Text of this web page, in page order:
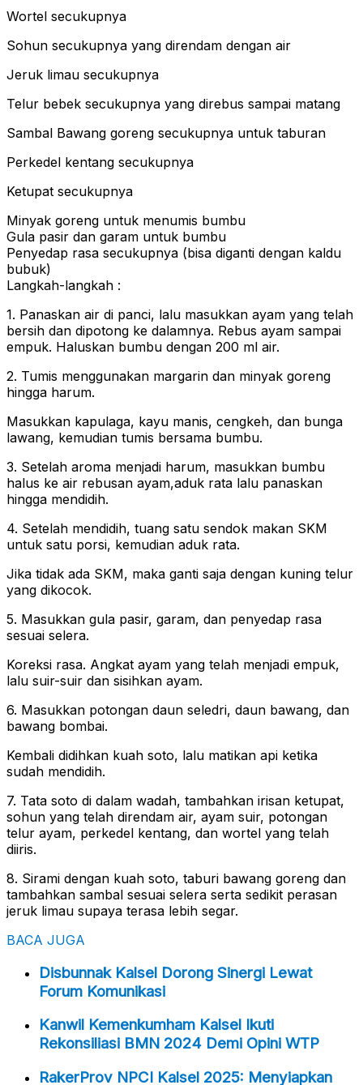
Wortel secukupnya
Sohun secukupnya yang direndam dengan air
Jeruk limau secukupnya
Telur bebek secukupnya yang direbus sampai matang
Sambal Bawang goreng secukupnya untuk taburan
Perkedel kentang secukupnya
Ketupat secukupnya
Minyak goreng untuk menumis bumbu
Gula pasir dan garam untuk bumbu
Penyedap rasa secukupnya (bisa diganti dengan kaldu
bubuk)
Langkah-langkah :
1. Panaskan air di panci, lalu masukkan ayam yang telah
bersih dan dipotong ke dalamnya. Rebus ayam sampai
empuk. Haluskan bumbu dengan 200 ml air.
2. Tumis menggunakan margarin dan minyak goreng
hingga harum.
Masukkan kapulaga, kayu manis, cengkeh, dan bunga
lawang, kemudian tumis bersama bumbu.
3. Setelah aroma menjadi harum, masukkan bumbu
halus ke air rebusan ayam,aduk rata lalu panaskan
hingga mendidih.
4. Setelah mendidih, tuang satu sendok makan SKM
untuk satu porsi, kemudian aduk rata.
Jika tidak ada SKM, maka ganti saja dengan kuning telur
yang dikocok.
5. Masukkan gula pasir, garam, dan penyedap rasa
sesuai selera.
Koreksi rasa. Angkat ayam yang telah menjadi empuk,
lalu suir-suir dan sisihkan ayam.
6. Masukkan potongan daun seledri, daun bawang, dan
bawang bombai.
Kembali didihkan kuah soto, lalu matikan api ketika
sudah mendidih.
7. Tata soto di dalam wadah, tambahkan irisan ketupat,
sohun yang telah direndam air, ayam suir, potongan
telur ayam, perkedel kentang, dan wortel yang telah
diiris.
8. Sirami dengan kuah soto, taburi bawang goreng dan
tambahkan sambal sesuai selera serta sedikit perasan
jeruk limau supaya terasa lebih segar.
BACA JUGA
Disbunnak Kalsel Dorong Sinergi Lewat
Forum Komunikasi
Kanwil Kemenkumham Kalsel Ikuti
Rekonsiliasi BMN 2024 Demi Opini WTP
RakerProv NPCI Kalsel 2025: Menyiapkan